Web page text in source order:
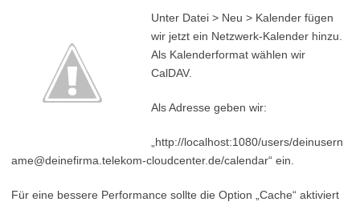
Unter Datei > Neu > Kalender fügen
wir jetzt ein Netzwerk-Kalender hinzu.
Als Kalenderformat wählen wir
CalDAV.
Als Adresse geben wir:
„http://localhost:1080/users/deinusern
ame@deinefirma.telekom-cloudcenter.de/calendar“ ein.
Für eine bessere Performance sollte die Option „Cache“ aktiviert